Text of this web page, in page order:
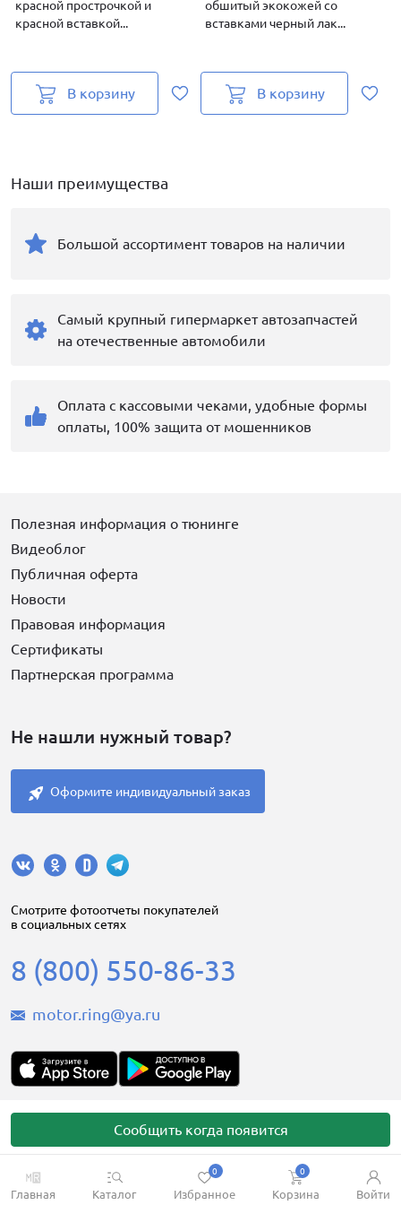
Главная Каталог Избранное
0
Корзина
0
Войти
Сообщить когда появится
красной прострочкой и
красной вставкой...
В корзину
обшитый экокожей со
вставками черный лак...
В корзину
Наши преимущества
Большой ассортимент товаров на наличии
Самый крупный гипермаркет автозапчастей
на отечественные автомобили
Оплата с кассовыми чеками, удобные формы
оплаты, 100% защита от мошенников
Полезная информация о тюнинге
Видеоблог
Публичная оферта
Новости
Правовая информация
Сертификаты
Партнерская программа
Не нашли нужный товар?
Оформите индивидуальный заказ
Cмотрите фотоотчеты покупателей
в социальных сетях
8 (800) 550-86-33
motor.ring@ya.ru
Motorring.ru © 2008-2026